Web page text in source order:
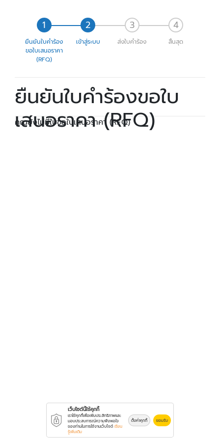
ยืนยันใบคำร้อง
ขอใบเสนอราคา
(RFQ)
เข้าสู่ระบบ ส่งใบคำร้อง สิ้นสุด
ยืนยันใบคำร้องขอใบ
เสนอราคา (RFQ)
คุณยังไม่มีใบขอใบเสนอราคา (RFQ)
เว็บไซต์นี้ใช้คุกกี้
เราใช้คุกกี้เพื่อเพิ่มประสิทธิภาพและ
มอบประสบการณ์ความพึงพอใจ
ของท่านในการใช้งานเว็บไซต์ เรียน
รู้เพิ่มเติม
ตั้งค่าคุกกี้ ยอมรับ